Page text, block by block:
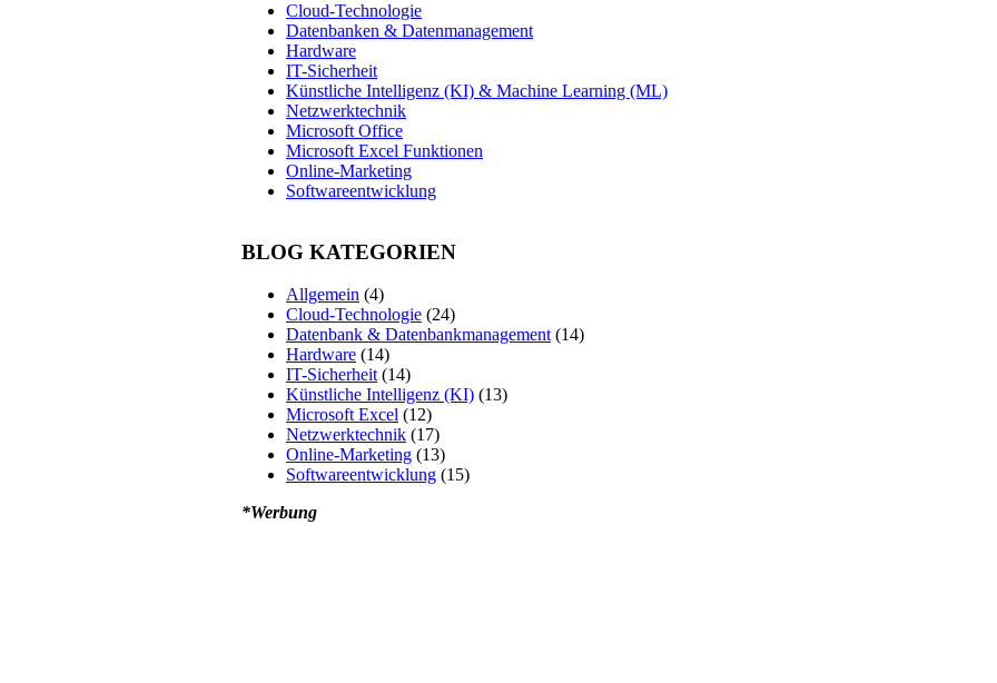
Cloud-Technologie
Datenbanken & Datenmanagement
Hardware
IT-Sicherheit
Künstliche Intelligenz (KI) & Machine Learning (ML)
Netzwerktechnik
Microsoft Office
Microsoft Excel Funktionen
Online-Marketing
Softwareentwicklung
BLOG KATEGORIEN
Allgemein (4)
Cloud-Technologie (24)
Datenbank & Datenbankmanagement(14)
Hardware (14)
IT-Sicherheit(14)
Künstliche Intelligenz (KI) (13)
Microsoft Excel (12)
Netzwerktechnik (17)
Online-Marketing (13)
Softwareentwicklung (15)
*Werbung